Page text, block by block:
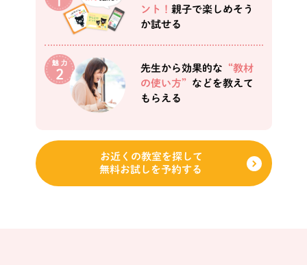
ント！ 親子で楽しめそう
か試せる
先生から効果的な “教材
の使い方” などを教えて
もらえる
お近くの教室を探して
無料お試しを予約する